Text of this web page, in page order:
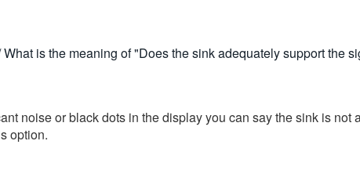
is the meaning of "Does the sink adequately support the
noise or black dots in the display you can say the sink is not
option.